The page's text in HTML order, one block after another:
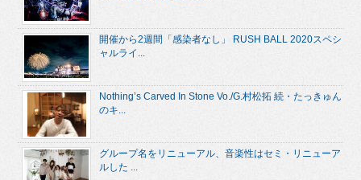
開催から2週間「感染者なし」 RUSH BALL 2020スペシ
ャルライ...
Nothing’s Carved In Stone Vo./G.村松拓 続・たっきゅん
のキ...
グループ名をリニューアル、音楽性はセミ・リニューア
ルした ...